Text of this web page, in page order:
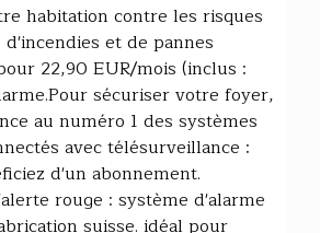
habitation contre les risques
et de pannes
22,90 EUR/mois (inclus :
sécuriser votre foyer,
au numéro 1 des systèmes
avec télésurveillance :
d'un abonnement.
rouge : système d'alarme
suisse. idéal pour